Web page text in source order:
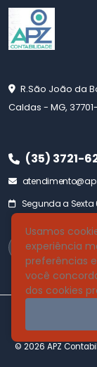
R.São João da
Caldas - MG,
(35) 3721-
Segunda a Sexta
© 2026 APZ
Usamos
experiência
preferências
você
dos cookies